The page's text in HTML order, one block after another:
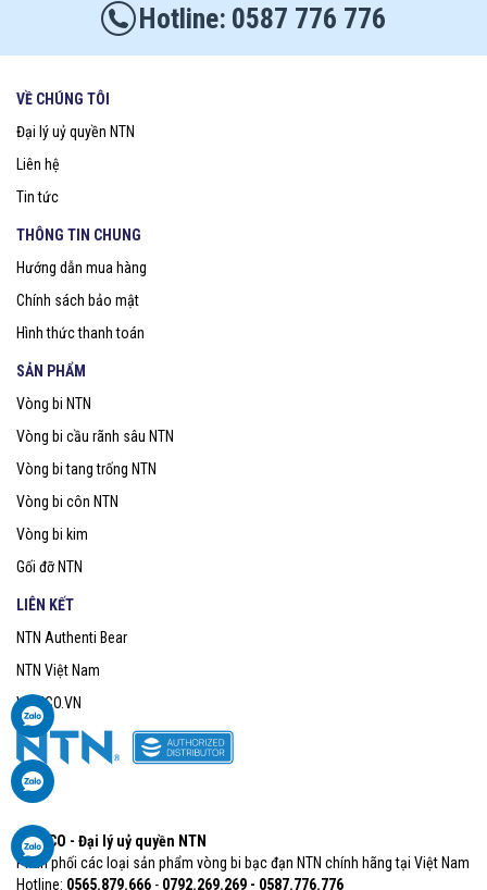
0587 776 776
VỀ CHÚNG TÔI
Đại lý uỷ quyền NTN
Liên hệ
Tin tức
THÔNG TIN CHUNG
Hướng dẫn mua hàng
Chính sách bảo mật
Hình thức thanh toán
SẢN PHẨM
Vòng bi NTN
Vòng bi cầu rãnh sâu NTN
Vòng bi tang trống NTN
Vòng bi côn NTN
Vòng bi kim
Gối đỡ NTN
LIÊN KẾT
NTN Authenti Bear
NTN Việt Nam
VOBICO.VN
VOBICO - Đại lý uỷ quyền NTN
Phân phối các loại sản phẩm vòng bi bạc đạn NTN chính hãng tại Việt Nam
Hotline: 0565.879.666​ - 0792.269.269 - 0587.776.776